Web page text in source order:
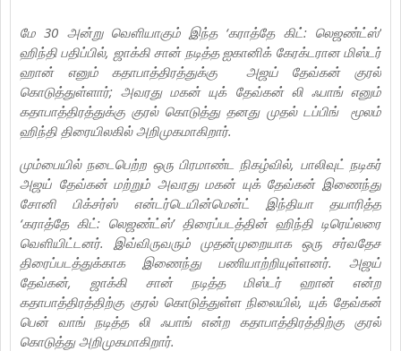
மே 30 அன்று வெளியாகும் இந்த ‘கராத்தே கிட்: லெஜண்ட்ஸ்’
ஹிந்தி பதிப்பில், ஜாக்கி சான் நடித்த ஐகானிக் கேரக்டரான மிஸ்டர்
ஹான் எனும் கதாபாத்திரத்துக்கு அஜய் தேவ்கன் குரல்
கொடுத்துள்ளார்; அவரது மகன் யுக் தேவ்கன் லி ஃபாங் எனும்
கதாபாத்திரத்துக்கு குரல் கொடுத்து தனது முதல் டப்பிங் மூலம்
ஹிந்தி திரையிலகில் அறிமுகமாகிறார்.
மும்பையில் நடைபெற்ற ஒரு பிரமாண்ட நிகழ்வில், பாலிவுட் நடிகர்
அஜய் தேவ்கன் மற்றும் அவரது மகன் யுக் தேவ்கன் இணைந்து
சோனி பிக்சர்ஸ் என்டர்டெயின்மென்ட் இந்தியா தயாரித்த
‘கராத்தே கிட்: லெஜண்ட்ஸ்’ திரைப்படத்தின் ஹிந்தி டிரெய்லரை
வெளியிட்டனர். இவ்விருவரும் முதன்முறையாக ஒரு சர்வதேச
திரைப்படத்துக்காக இணைந்து பணியாற்றியுள்ளனர். அஜய்
தேவ்கன், ஜாக்கி சான் நடித்த மிஸ்டர் ஹான் என்ற
கதாபாத்திரத்திற்கு குரல் கொடுத்துள்ள நிலையில், யுக் தேவ்கன்
பென் வாங் நடித்த லி ஃபாங் என்ற கதாபாத்திரத்திற்கு குரல்
கொடுத்து அறிமுகமாகிறார்.